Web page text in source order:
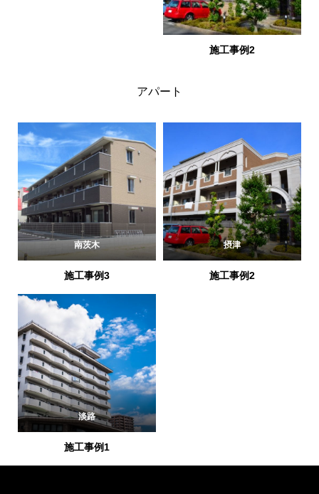
施工事例2
アパート
南茨木
施工事例3
摂津
施工事例2
淡路
施工事例1